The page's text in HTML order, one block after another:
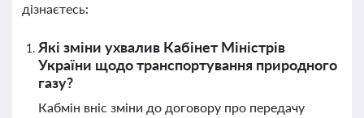
дізнаєтесь:
Які зміни ухвалив Кабінет Міністрів
України щодо транспортування природного
газу?
Кабмін вніс зміни до договору про передачу